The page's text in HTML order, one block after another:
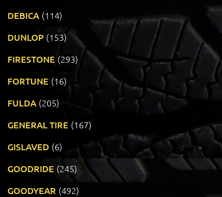
DEBICA (114)
DUNLOP (153)
FIRESTONE (293)
FORTUNE (16)
FULDA (205)
GENERAL TIRE (167)
GISLAVED (6)
GOODRIDE (245)
GOODYEAR (492)